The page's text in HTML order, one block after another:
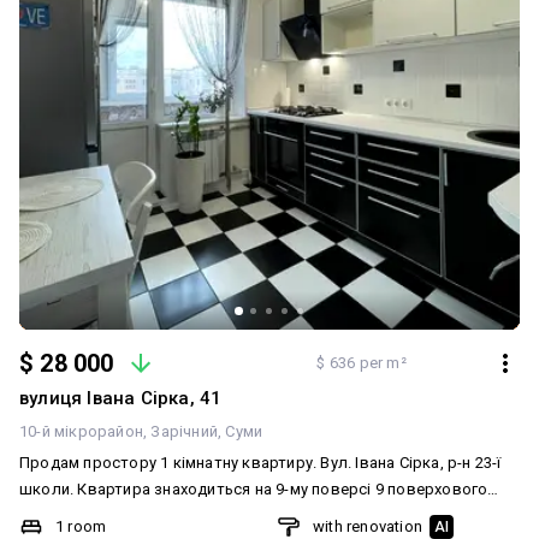
Щойно завершили ремонт в під'їзді. Дійсно гідний об'єкт, який
вартий Вашої уваги. Телефонуйте! Можливий продаж за
державною програмою єВідновлення! Торг.
$ 28 000 $ 636 per m²
вулиця Івана Сірка, 41
10-й мікрорайон Зарічний Суми
Продам простору 1 кімнатну квартиру. Вул. Івана Сірка, р-н 23-ї
школи. Квартира знаходиться на 9-му поверсі 9 поверхового
панельного будинку. Загальна площа квартири 44м2. Кухня 7.7 м2.
1 room
with renovation AI